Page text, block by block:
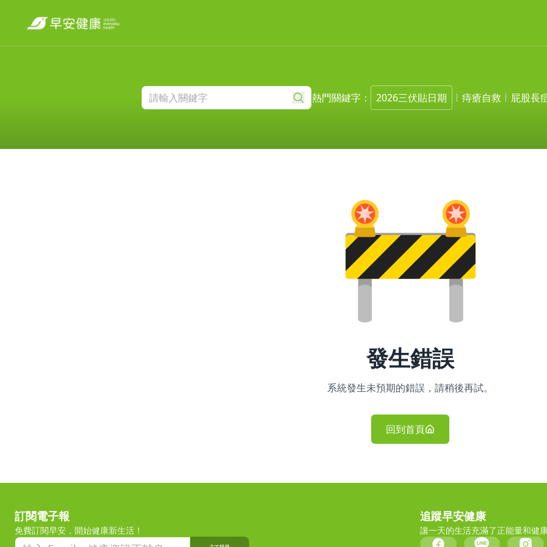
熱門關鍵字： 2026三伏貼日期 痔瘡自救 屁股長
發生錯誤
系統發生未預期的錯誤，請稍後再試。
回到首頁
訂閱電子報
免費訂閱早安，開始健康新生活！
追蹤早安健康
讓一天的生活充滿了正能量和健